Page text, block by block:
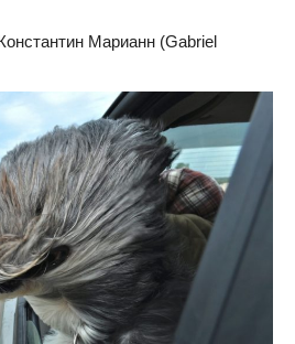
Марианн (Gabriel